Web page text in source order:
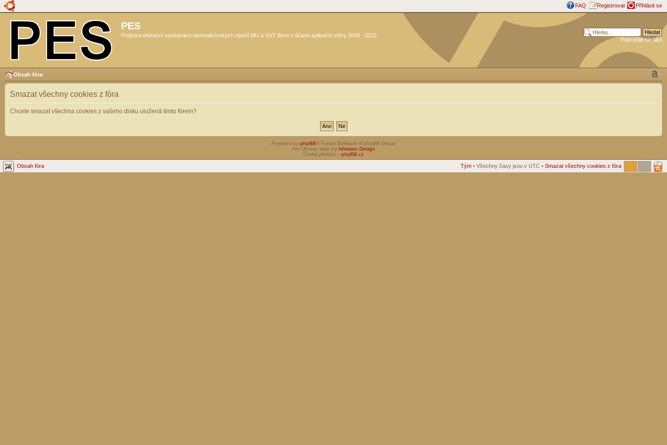
FAQ Registrovat Přihlásit se
PES
Podpora efektivní spolupráce biomedicínských oborů MU a VUT Brno s účastí aplikační sféry 2009 - 2012
Pokročilé hledání
Obsah fóra
Smazat všechny cookies z fóra
Chcete smazat všechna cookies z vašeho disku uložená tímto fórem?
Powered by phpBB® Forum Software © phpBB Group
Pro Ubuntu style by Ishimaru Design
Český překlad – phpBB.cz
Obsah fóra Tým • Všechny časy jsou v UTC • Smazat všechny cookies z fóra